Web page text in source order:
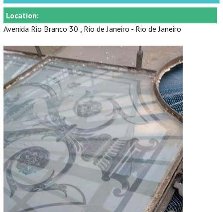
Location:
Avenida Rio Branco 30 , Rio de Janeiro - Rio de Janeiro